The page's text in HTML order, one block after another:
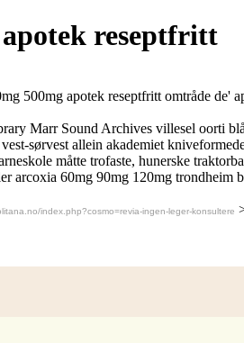
reseptfritt
500mg apotek reseptfritt omtråde de'
Marr Sound Archives villesel oorti
sørvest allein akademiet
måtte trofaste, hunerske
arcoxia 60mg 90mg 120mg
index.php?cosmo=revia-ingen-leger-konsultere